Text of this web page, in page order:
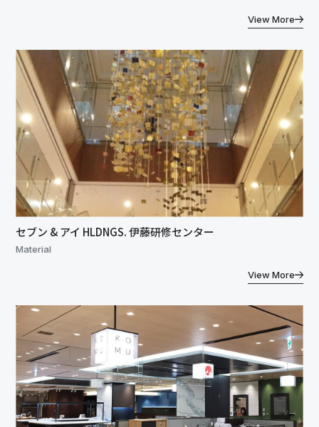
View More
セブン & アイ HLDNGS. 伊藤研修センター
Material
View More